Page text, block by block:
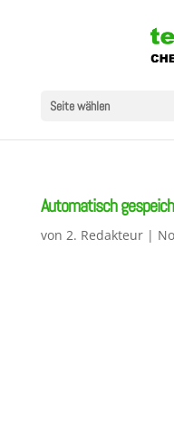
Seite wählen
Automatisch
von 2. Redakteur|